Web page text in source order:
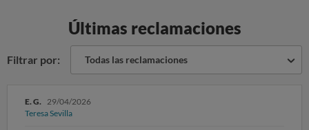
Últimas reclamaciones
Filtrar por: Todas las reclamaciones
E. G. 29/04/2026
Teresa Sevilla